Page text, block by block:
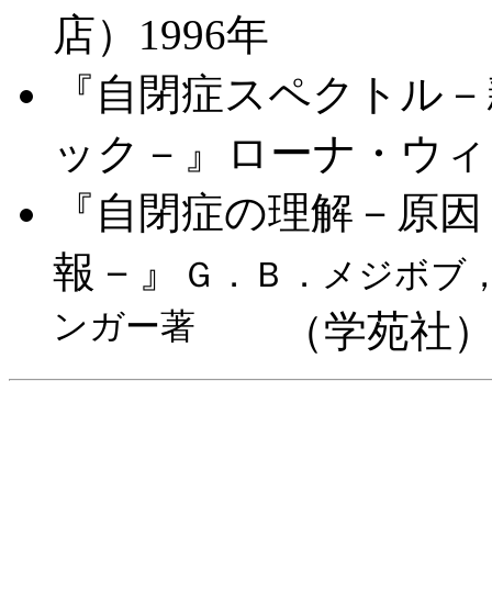
店）1996年
『自閉症スペクトル
ック－』ローナ・ウ
『自閉症の理解－原
報－』
Ｇ．Ｂ．メジボブ
ンガー著 （学苑社）